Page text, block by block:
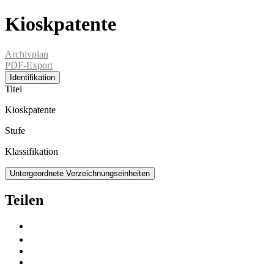
Kioskpatente
Archivplan
PDF-Export
Identifikation
Titel
Kioskpatente
Stufe
Klassifikation
Untergeordnete Verzeichnungseinheiten
Teilen